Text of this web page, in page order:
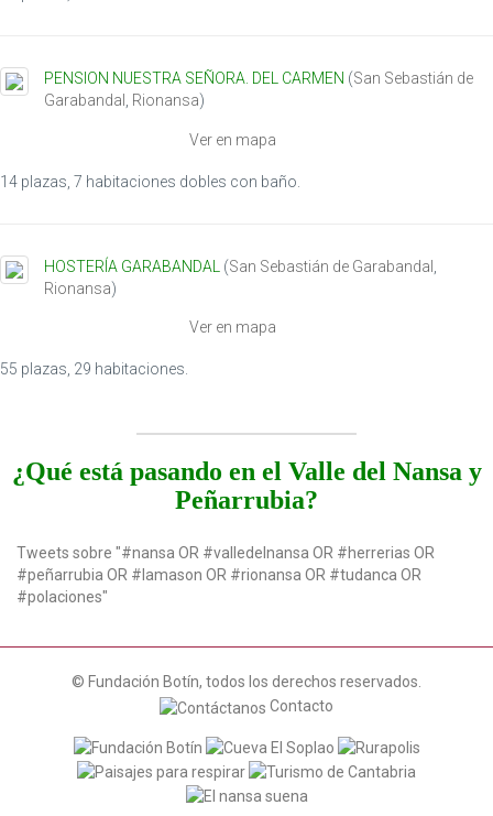
PENSION NUESTRA SEÑORA. DEL CARMEN (San Sebastián de
Garabandal , Rionansa)
Ver en mapa
14 plazas, 7 habitaciones dobles con baño.
HOSTERÍA GARABANDAL (San Sebastián de Garabandal
Rionansa)
Ver en mapa
55 plazas, 29 habitaciones.
¿Qué está pasando en el Valle del Nansa y
Peñarrubia?
Tweets sobre "#nansa OR #valledelnansa OR #herrerias OR
#peñarrubia OR #lamason OR #rionansa OR #tudanca OR
#polaciones"
© Fundación Botín, todos los derechos reservados.
Contacto